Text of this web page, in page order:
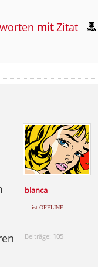
mitZitat
blanca
... ist OFFLINE
Beiträge: 105